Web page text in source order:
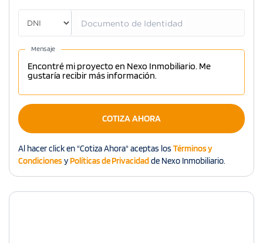
Documento de Identidad
Mensaje
COTIZA AHORA
Al hacer click en "Cotiza Ahora" aceptas los Términos y
CondicionesyPolíticas de Privacidadde Nexo Inmobiliario.